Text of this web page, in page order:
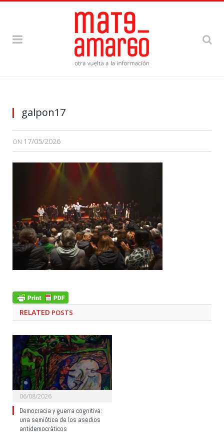
galpon17
ON 17/05/2026
RELATED POSTS
06/08/2026
Democracia y guerra cognitiva:
una semiótica de los asedios
antidemocráticos